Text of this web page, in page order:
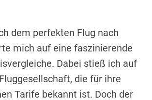
dem perfekten Flug nach
mich auf eine faszinierende
Dabei stieß ich auf
die für ihre
Tarife bekannt ist. Doch der